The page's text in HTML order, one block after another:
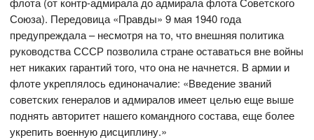
Союза). Передовица «Правды» 9 мая 1940 года
предупреждала – несмотря на то, что внешняя политика
руководства СССР позволила стране оставаться вне войны
нет никаких гарантий того, что она не начнется. В армии и
флоте укреплялось единоначалие: «Введение званий
советских генералов и адмиралов имеет целью еще выше
поднять авторитет нашего командного состава, еще более
укрепить военную дисциплину.»